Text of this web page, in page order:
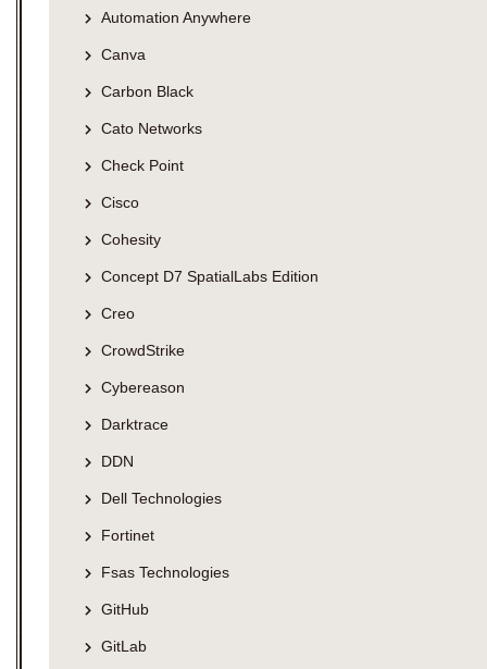
Automation Anywhere
Canva
Carbon Black
Cato Networks
Check Point
Cisco
Cohesity
Concept D7 SpatialLabs Edition
Creo
CrowdStrike
Cybereason
Darktrace
DDN
Dell Technologies
Fortinet
Fsas Technologies
GitHub
GitLab